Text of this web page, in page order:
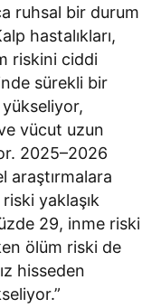
ruhsal bir durum
hastalıkları,
riskini ciddi
sürekli bir
ve vücut uzun
2025–2026
araştırmalara
yaklaşık
29, inme riski
ölüm riski de
hisseden